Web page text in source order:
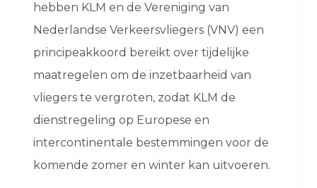
hebben KLM en de Vereniging van
Nederlandse Verkeersvliegers (VNV) een
principeakkoord bereikt over tijdelijke
maatregelen om de inzetbaarheid van
vliegers te vergroten, zodat KLM de
dienstregeling op Europese en
intercontinentale bestemmingen voor de
komende zomer en winter kan uitvoeren.